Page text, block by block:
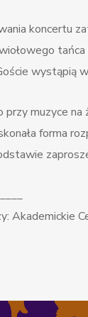
koncertu
wystąpią
muzyce na
forma
Akademickie